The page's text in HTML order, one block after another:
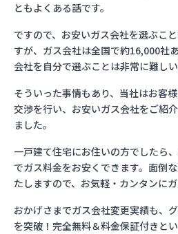
ともよくある話です。
ですので、お安いガス会社を選ぶこ
すが、ガス会社は全国で約16,000社
会社を自分で選ぶことは非常に難しい
そういった事情もあり、当社はお客
交渉を行い、お安いガス会社をご紹
ました。
一戸建て住宅にお住いの方でしたら
でガス料金をお安くできます。面倒
たしますので、お気軽・カンタンに
おかげさまでガス会社変更実績も、
を突破！完全無料＆料金保証付きと